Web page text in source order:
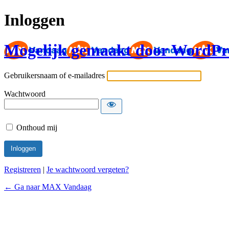
Inloggen
Mogelijk gemaakt door
Gebruikersnaam of e-mailadres
Wachtwoord
Onthoud mij
Registreren | Je wachtwoord vergeten?
← Ga naar MAX Vandaag